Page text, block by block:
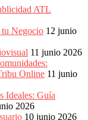
ATL
tu Negocio 12 junio
11 junio 2026
Online 11 junio
Ideales: Guía
2026
10 junio 2026